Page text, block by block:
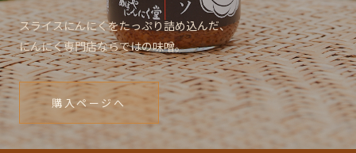
スライスにんにくをたっぷり詰め込んだ、
にんにく専門店ならではの味噌。
購入ページへ